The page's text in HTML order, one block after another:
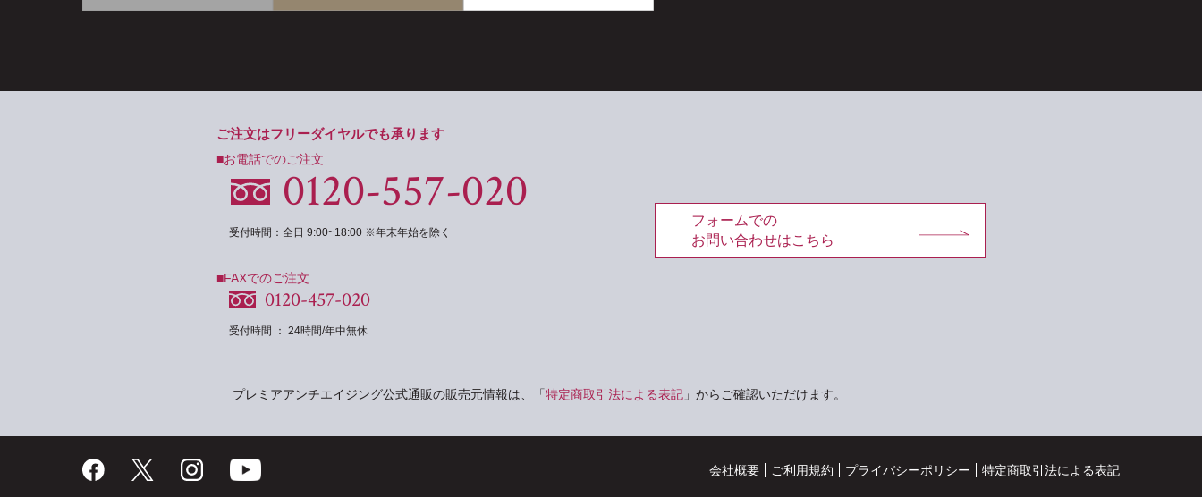
ご注文はフリーダイヤルでも承ります
■お電話でのご注文
0120-557-020
受付時間：全日 9:00~18:00 ※年末年始を除く
■FAXでのご注文
0120-457-020
受付時間 ： 24時間/年中無休
フォームでの
お問い合わせはこちら
プレミアアンチエイジング公式通販の販売元情報は、「特定商取引法による表記 」からご確認いただけます。
会社概要 ご利用規約 プライバシーポリシー 特定商取引法による表記